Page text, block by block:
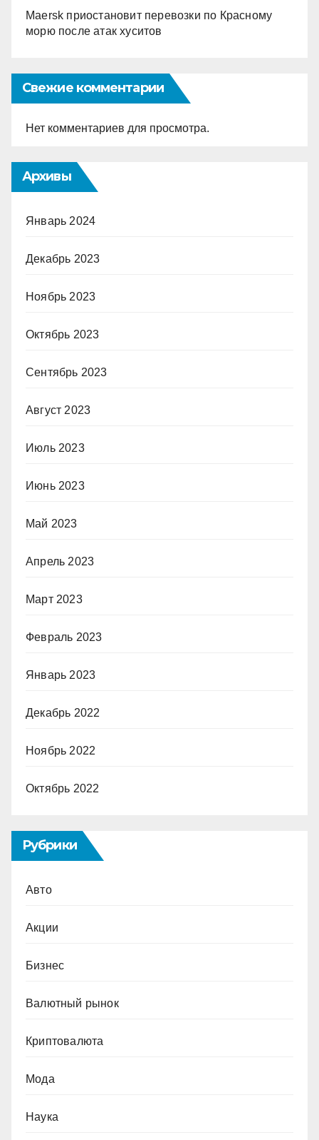
Maersk приостановит перевозки по Красному
морю после атак хуситов
Свежие комментарии
Нет комментариев для просмотра.
Архивы
Январь 2024
Декабрь 2023
Ноябрь 2023
Октябрь 2023
Сентябрь 2023
Август 2023
Июль 2023
Июнь 2023
Май 2023
Апрель 2023
Март 2023
Февраль 2023
Январь 2023
Декабрь 2022
Ноябрь 2022
Октябрь 2022
Рубрики
Авто
Акции
Бизнес
Валютный рынок
Криптовалюта
Мода
Наука